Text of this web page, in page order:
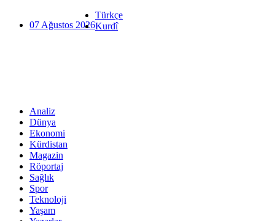
07 Ağustos 2026
Türkçe
Kurdî
Analiz
Dünya
Ekonomi
Kürdistan
Magazin
Röportaj
Sağlık
Spor
Teknoloji
Yaşam